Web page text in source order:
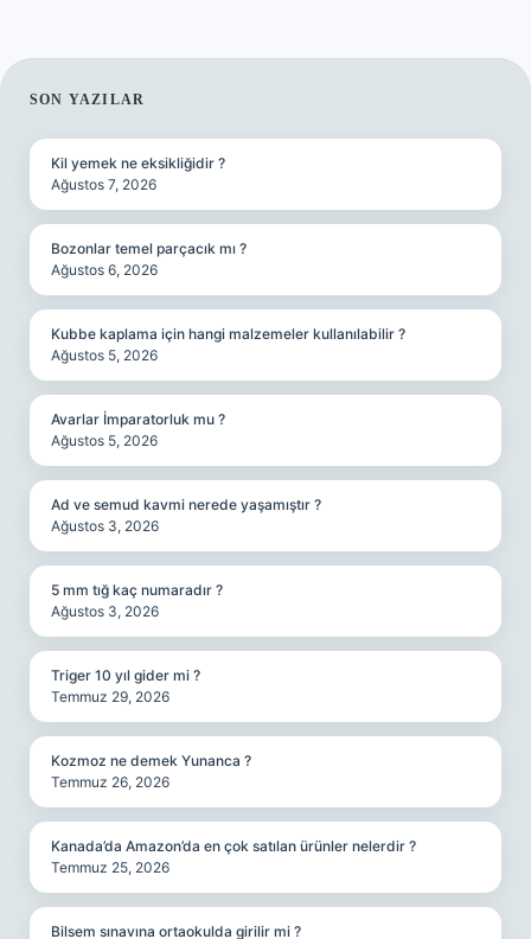
SIDEBAR
SON YAZILAR
Kil yemek ne eksikliğidir ?
Ağustos 7, 2026
Bozonlar temel parçacık mı ?
Ağustos 6, 2026
Kubbe kaplama için hangi malzemeler kullanılabilir ?
Ağustos 5, 2026
Avarlar İmparatorluk mu ?
Ağustos 5, 2026
Ad ve semud kavmi nerede yaşamıştır ?
Ağustos 3, 2026
5 mm tığ kaç numaradır ?
Ağustos 3, 2026
Triger 10 yıl gider mi ?
Temmuz 29, 2026
Kozmoz ne demek Yunanca ?
Temmuz 26, 2026
Kanada’da Amazon’da en çok satılan ürünler nelerdir ?
Temmuz 25, 2026
Bilsem sınavına ortaokulda girilir mi ?